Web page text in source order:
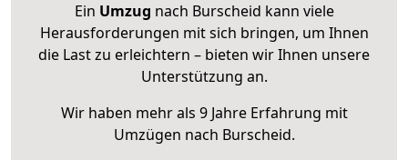
Ein Umzug nach Burscheid kann viele
Herausforderungen mit sich bringen, um Ihnen
die Last zu erleichtern – bieten wir Ihnen unsere
Unterstützung an.
Wir haben mehr als 9 Jahre Erfahrung mit
Umzügen nach Burscheid.